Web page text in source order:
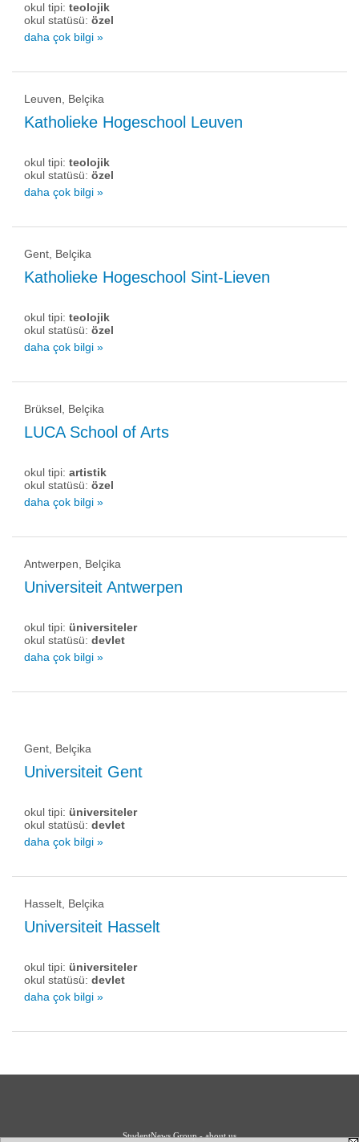
okul tipi: teolojik
okul statüsü: özel
daha çok bilgi »
Leuven, Belçika
Katholieke Hogeschool Leuven
okul tipi: teolojik
okul statüsü: özel
daha çok bilgi »
Gent, Belçika
Katholieke Hogeschool Sint-Lieven
okul tipi: teolojik
okul statüsü: özel
daha çok bilgi »
Brüksel, Belçika
LUCA School of Arts
okul tipi: artistik
okul statüsü: özel
daha çok bilgi »
Antwerpen, Belçika
Universiteit Antwerpen
okul tipi: üniversiteler
okul statüsü: devlet
daha çok bilgi »
Gent, Belçika
Universiteit Gent
okul tipi: üniversiteler
okul statüsü: devlet
daha çok bilgi »
Hasselt, Belçika
Universiteit Hasselt
okul tipi: üniversiteler
okul statüsü: devlet
daha çok bilgi »
StudentNews Group - about us